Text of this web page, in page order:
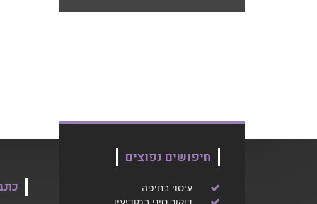
חיפושים נפוצים
עיסוי בחיפה
דיקור סיני במודיעין